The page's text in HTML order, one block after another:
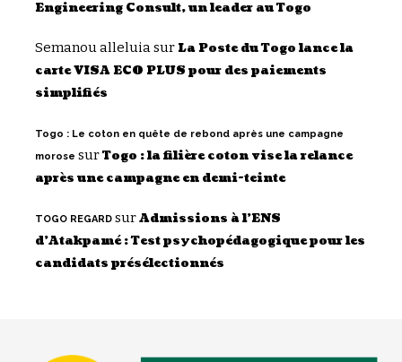
Engineering Consult, un leader au Togo
Semanou alleluiasurLa Poste du Togo lance la
carte VISA ECO PLUS pour des paiements
simplifiés
Togo : Le coton en quête de rebond après une campagne
morose surTogo : la filière coton vise la relance
après une campagne en demi-teinte
TOGO REGARD surAdmissions à l’ENS
d’Atakpamé : Test psychopédagogique pour les
candidats présélectionnés